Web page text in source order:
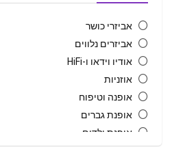
אביזרי כושר
אביזרים נלווים
אודיו וידאו ו-HiFi
אוזניות
אופנה וטיפוח
אופנת גברים
אופנת ילדים